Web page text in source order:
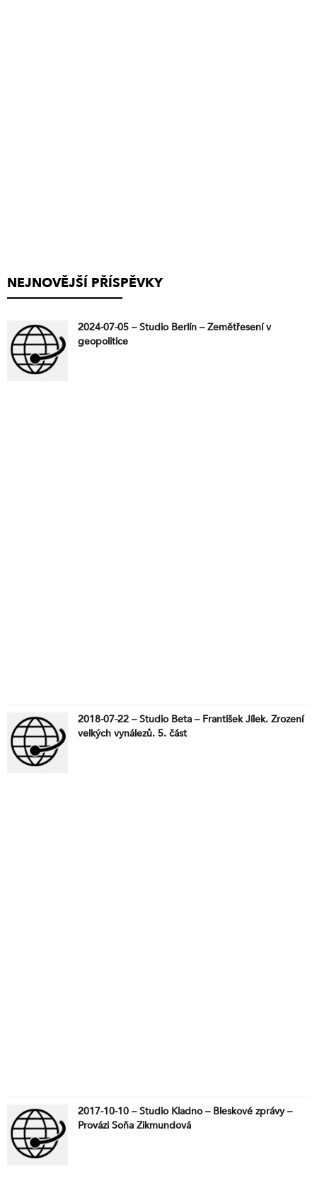
NEJNOVĚJŠÍ PŘÍSPĚVKY
2024-07-05 – Studio Berlín – Zemětřesení v
geopolitice
2018-07-22 – Studio Beta – František Jílek. Zrození
velkých vynálezů. 5. část
2017-10-10 – Studio Kladno – Bleskové zprávy –
Provázi Soňa Zikmundová